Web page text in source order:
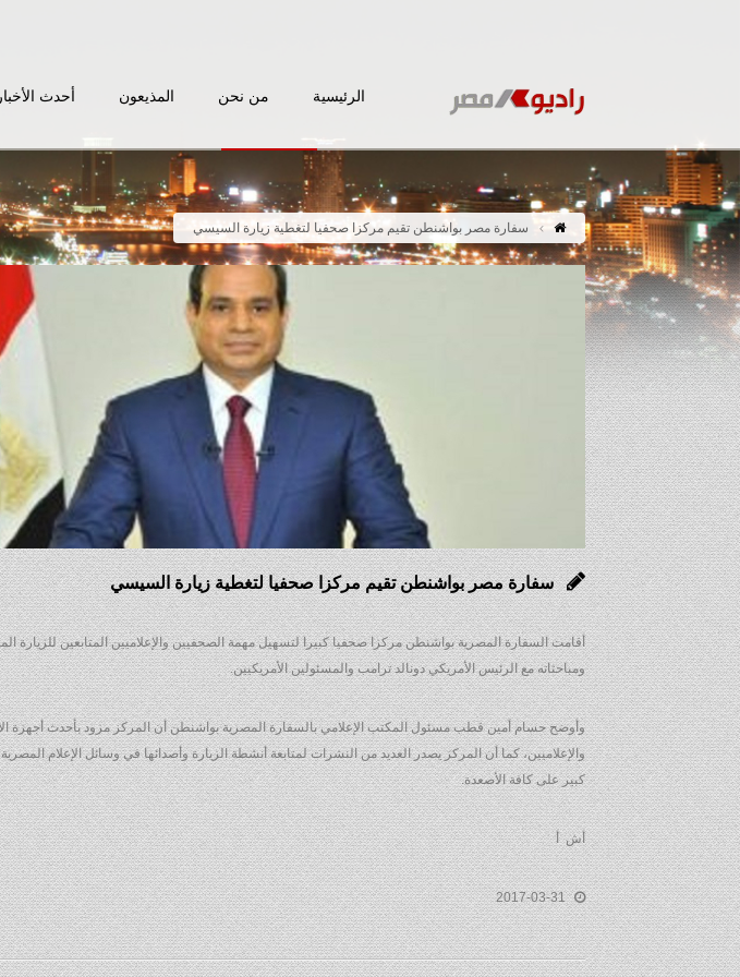
الرئيسية من نحن المذيعون أحدث الأخبار
سفارة مصر بواشنطن تقيم مركزا صحفيا لتغطية زيارة السيسي
سفارة مصر بواشنطن تقيم مركزا صحفيا لتغطية زيارة السيسي
أقامت السفارة المصرية بواشنطن مركزا صحفيا كبيرا لتسهيل مهمة الصحفيين والإعلاميين المتابعين للزيارة
ومباحثاته مع الرئيس الأمريكي دونالد ترامب والمسئولين الأمريكيين.
وأوضح حسام أمين قطب مسئول المكتب الإعلامي بالسفارة المصرية بواشنطن أن المركز مزود بأحدث أجهزة
والإعلاميين، كما أن المركز يصدر العديد من النشرات لمتابعة أنشطة الزيارة وأصدائها في وسائل الإعلام
كبير على كافة الأصعدة.
أش أ
2017-03-31